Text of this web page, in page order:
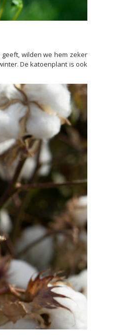
wilden we hem zeker
De katoenplant is ook